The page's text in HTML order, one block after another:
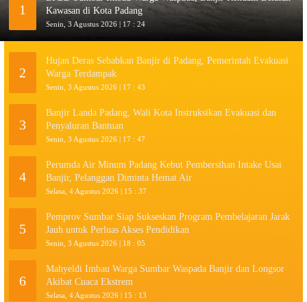
1
Kawasan di Kota Padang
Senin, 3 Agustus 2026 | 17 : 24
2
Hujan Deras Sebabkan Banjir di Padang, Pemerintah Evakuasi
Warga Terdampak
Senin, 3 Agustus 2026 | 17 : 43
3
Banjir Landa Padang, Wali Kota Instruksikan Evakuasi dan
Penyaluran Bantuan
Senin, 3 Agustus 2026 | 17 : 47
4
Perumda Air Minum Padang Kebut Pembersihan Intake Usai
Banjir, Pelanggan Diminta Hemat Air
Selasa, 4 Agustus 2026 | 15 : 37
5
Pemprov Sumbar Siap Sukseskan Program Pembelajaran Jarak
Jauh untuk Perluas Akses Pendidikan
Senin, 3 Agustus 2026 | 18 : 05
6
Mahyeldi Imbau Warga Sumbar Waspada Banjir dan Longsor
Akibat Cuaca Ekstrem
Selasa, 4 Agustus 2026 | 15 : 13